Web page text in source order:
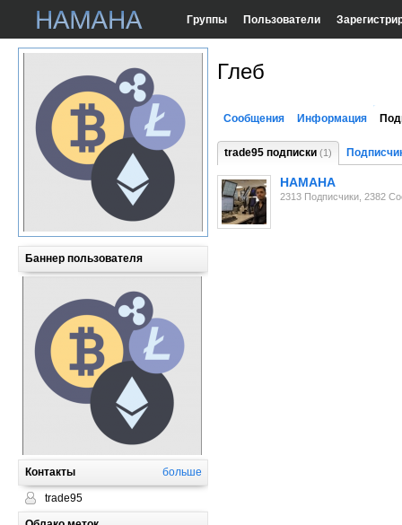
Группы Пользователи
Баннер пользователя
Контакты больше
trade95
Глеб
Сообщения Информация
trade95 подписки (1)
HAMAHA
2313 Подписчики, 2382